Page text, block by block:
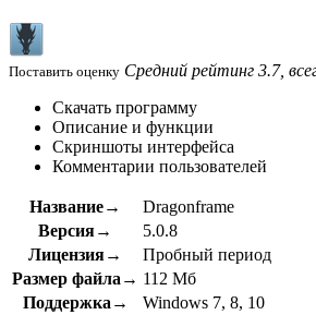
Поставить оценку Средний рейтинг 3.7,
Скачать программу
Описание и функции
Скриншоты интерфейса
Комментарии пользователей
Название→
Dragonframe
Версия→
5.0.8
Лицензия→
Пробный период
Размер файла→ 112 Мб
Поддержка→
Windows 7, 8, 10